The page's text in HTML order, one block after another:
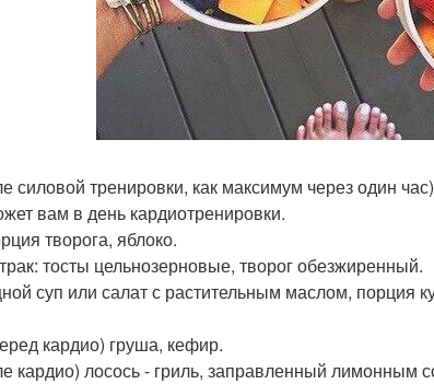
силовой тренировки, как максимум через один
вам в день кардиотренировки.
творога, яблоко.
тосты цельнозерновые, творог обезжиренный.
суп или салат с растительным маслом, порция
кардио) груша, кефир.
кардио) лосось - гриль, заправленный лимонным